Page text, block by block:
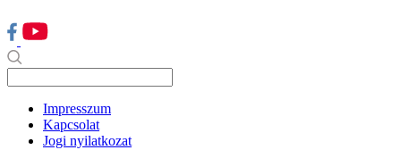
Impresszum
Kapcsolat
Jogi nyilatkozat